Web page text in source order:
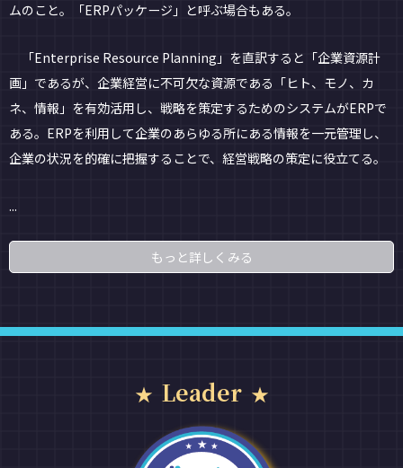
ムのこと。「ERPパッケージ」と呼ぶ場合もある。
「Enterprise Resource Planning」を直訳すると「企業資源計
画」であるが、企業経営に不可欠な資源である「ヒト、モノ、カ
ネ、情報」を有効活用し、戦略を策定するためのシステムがERPで
ある。ERPを利用して企業のあらゆる所にある情報を一元管理し、
企業の状況を的確に把握することで、経営戦略の策定に役立てる。
...
もっと詳しくみる
Leader